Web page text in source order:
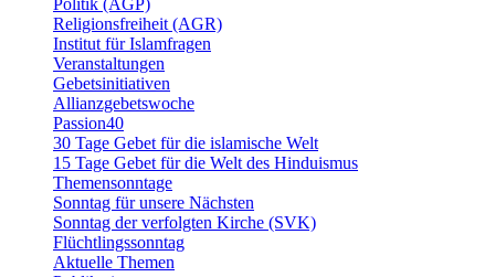
Politik (AGP)
Religionsfreiheit (AGR)
Institut für Islamfragen
Veranstaltungen
Gebetsinitiativen
Allianzgebetswoche
Passion40
30 Tage Gebet für die islamische Welt
15 Tage Gebet für die Welt des Hinduismus
Themensonntage
Sonntag für unsere Nächsten
Sonntag der verfolgten Kirche (SVK)
Flüchtlingssonntag
Aktuelle Themen